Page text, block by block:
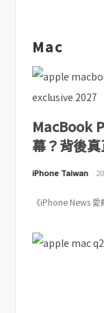
Mac
MacBook
幕？背後
iPhone Taiwan
《iPhone News